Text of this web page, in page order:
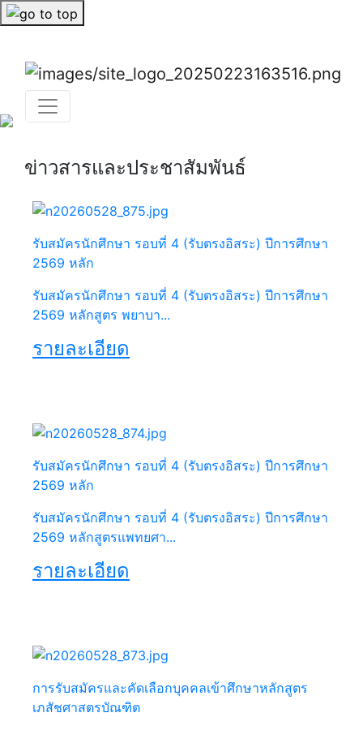
ข่าวสารและประชาสัมพันธ์
รับสมัครนักศึกษา รอบที่ 4 (รับตรงอิสระ) ปีการศึกษา
2569 หลัก
รับสมัครนักศึกษา รอบที่ 4 (รับตรงอิสระ) ปีการศึกษา
2569 หลักสูตร พยาบา...
รายละเอียด
รับสมัครนักศึกษา รอบที่ 4 (รับตรงอิสระ) ปีการศึกษา
2569 หลัก
รับสมัครนักศึกษา รอบที่ 4 (รับตรงอิสระ) ปีการศึกษา
2569 หลักสูตรแพทยศา...
รายละเอียด
การรับสมัครและคัดเลือกบุคคลเข้าศึกษาหลักสูตร
เภสัชศาสตรบัณฑิต